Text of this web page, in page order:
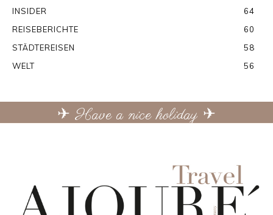
INSIDER
64
REISEBERICHTE
60
STÄDTEREISEN
58
WELT
56
✈ Have a nice holiday ✈